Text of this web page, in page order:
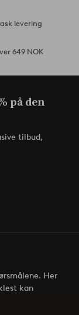
levering
649 NOK
på den
tilbud,
Her
kan